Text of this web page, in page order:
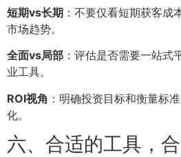
短期vs长期 ：不要仅看短期获客成
市场趋势。
全面vs局部 ：评估是否需要一站式
业工具。
ROI视角 ：明确投资目标和衡量标
化。
六、合适的工具，